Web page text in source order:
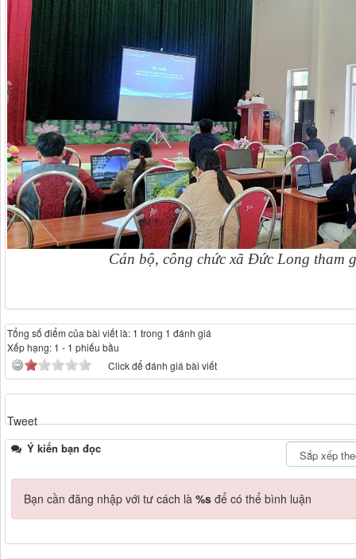
Cán bộ, công chức xã Đức Long tham
Tổng số điểm của bài viết là: 1 trong 1 đánh giá
Xếp hạng: 1 - 1 phiếu bầu
Click để đánh giá bài viết
Tweet
Ý kiến bạn đọc
Bạn cần đăng nhập với tư cách là %s để có thể bình luận